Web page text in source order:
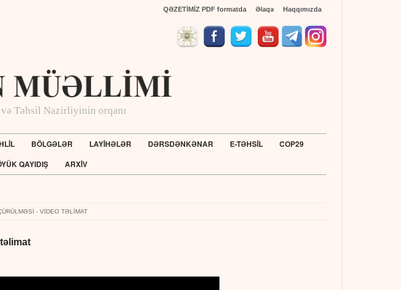
QƏZETİMİZ PDF formatda Əlaqə Haqqımızda
və Təhsil Nazirliyinin orqanı
BÖLGƏLƏR LAYİHƏLƏR DƏRSDƏNKƏNAR E-TƏHSİL
COP29
QAYIDIŞ ARXİV
- VIDEO TƏLIMAT